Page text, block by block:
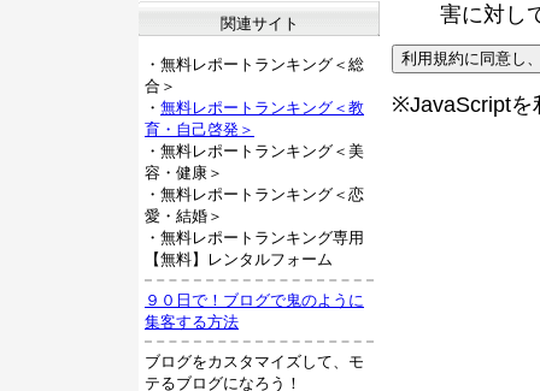
害に対し
※JavaScriptを
関連サイト
・無料レポートランキング＜総
合＞
・ 無料レポートランキング＜教
育・自己啓発＞
・無料レポートランキング＜美
容・健康＞
・無料レポートランキング＜恋
愛・結婚＞
・無料レポートランキング専用
【無料】レンタルフォーム
９０日で！ブログで鬼のように
集客する方法
ブログをカスタマイズして、モ
テるブログになろう！